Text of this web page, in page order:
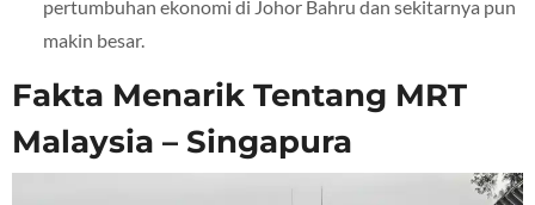
pertumbuhan ekonomi di Johor Bahru dan sekitarnya pun
makin besar.
Fakta Menarik Tentang MRT
Malaysia – Singapura